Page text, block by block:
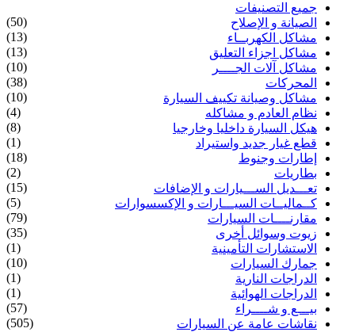
جميع التصنيفات
الصيانة و الإصلاح
(50)
مشاكل الكهربــاء
(13)
مشاكل اجزاء التعليق
(13)
مشاكل آلات الجــــر
(10)
المحركات
(38)
مشاكل وصيانة تكييف السيارة
(10)
نظام العادم و مشاكله
(4)
هيكل السيارة داخليا وخارجيا
(8)
قطع غيار جديد واستيراد
(1)
إطارات وجنوط
(18)
بطاريات
(2)
تعـــديل الســـيارات و الإضافات
(15)
كــماليــات السيـــارات و الإكسسوارات
(5)
مقارنــــات السيارات
(79)
زيوت وسوائل أخرى
(35)
الاستشارات التأمينية
(1)
جمارك السيارات
(10)
الدراجات النارية
(1)
الدراجات الهوائية
(1)
بيـــع و شــــراء
(57)
نقاشات عامة عن السيارات
(505)